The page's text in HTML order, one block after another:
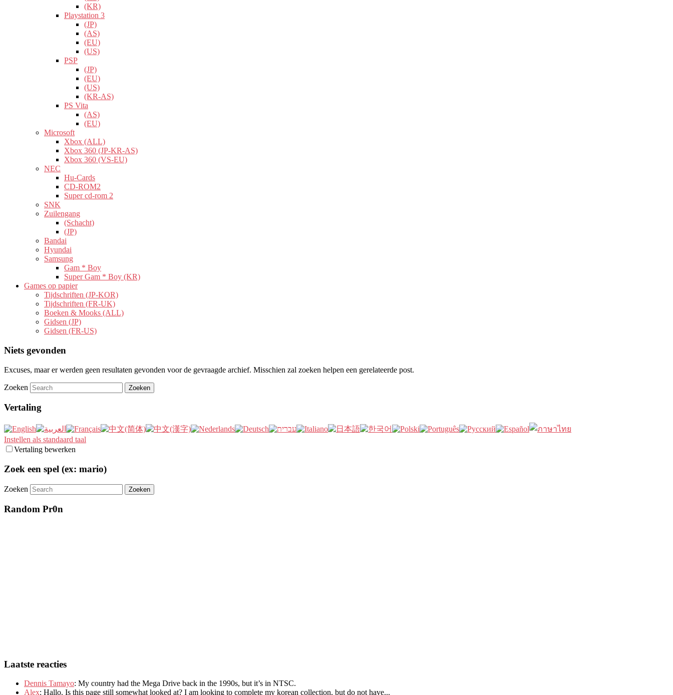
(KR)
Playstation 3
(JP)
(AS)
(EU)
(US)
PSP
(JP)
(EU)
(US)
(KR-AS)
PS Vita
(AS)
(EU)
Microsoft
Xbox (ALL)
Xbox 360 (JP-KR-AS)
Xbox 360 (VS-EU)
NEC
Hu-Cards
CD-ROM2
Super cd-rom 2
SNK
Zuilengang
(Schacht)
(JP)
Bandai
Hyundai
Samsung
Gam * Boy
Super Gam * Boy (KR)
Games op papier
Tijdschriften (JP-KOR)
Tijdschriften (FR-UK)
Boeken & Mooks (ALL)
Gidsen (JP)
Gidsen (FR-US)
Niets gevonden
Excuses, maar er werden geen resultaten gevonden voor de gevraagde archief. Misschien zal zoeken helpen een gerelateerde post.
Zoeken
Vertaling
Instellen als standaard taal
Vertaling bewerken
Zoek een spel (ex: mario)
Zoeken
Random Pr0n
Laatste reacties
Dennis Tamayo: My country had the Mega Drive back in the 1990s, but it’s in NTSC.
Alex: Hallo. Is this page still somewhat looked at? I am looking to complete my korean collection, but do not have...